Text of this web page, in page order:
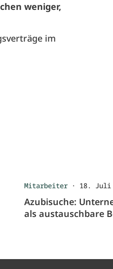
weniger,
im
Mitarbeiter· 18. Juli
Azubisuche:
als austauschbare